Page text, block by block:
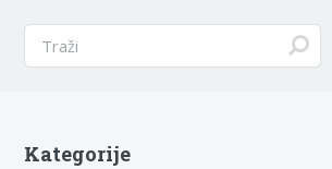
Kategorije